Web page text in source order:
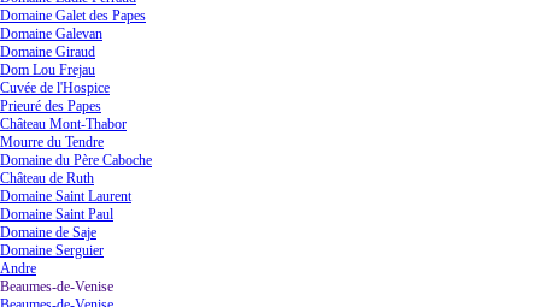
Domaine Galet des Papes
Domaine Galevan
Domaine Giraud
Dom Lou Frejau
Cuvée de l'Hospice
Prieuré des Papes
Château Mont-Thabor
Mourre du Tendre
Domaine du Père Caboche
Château de Ruth
Domaine Saint Laurent
Domaine Saint Paul
Domaine de Saje
Domaine Serguier
Andre
Beaumes-de-Venise